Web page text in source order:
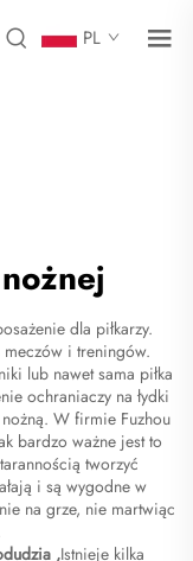
PL
dla piłkarzy.
i treningów.
lub nawet sama piłka
ochraniaczy na łydki
W firmie Fuzhou
bardzo ważne jest to
tworzyć
i są wygodne w
na grze, nie martwiąc
,Istnieje kilka